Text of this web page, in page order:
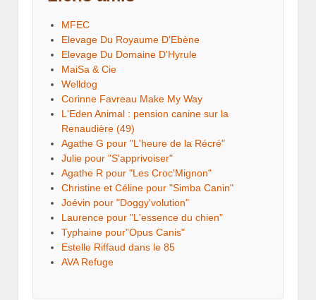
MFEC
Elevage Du Royaume D'Ebène
Elevage Du Domaine D'Hyrule
MaiSa & Cie
Welldog
Corinne Favreau Make My Way
L'Eden Animal : pension canine sur la
Renaudière (49)
Agathe G pour "L'heure de la Récré"
Julie pour "S'apprivoiser"
Agathe R pour "Les Croc'Mignon"
Christine et Céline pour "Simba Canin"
Joévin pour "Doggy'volution"
Laurence pour "L'essence du chien"
Typhaine pour"Opus Canis"
Estelle Riffaud dans le 85
AVA Refuge